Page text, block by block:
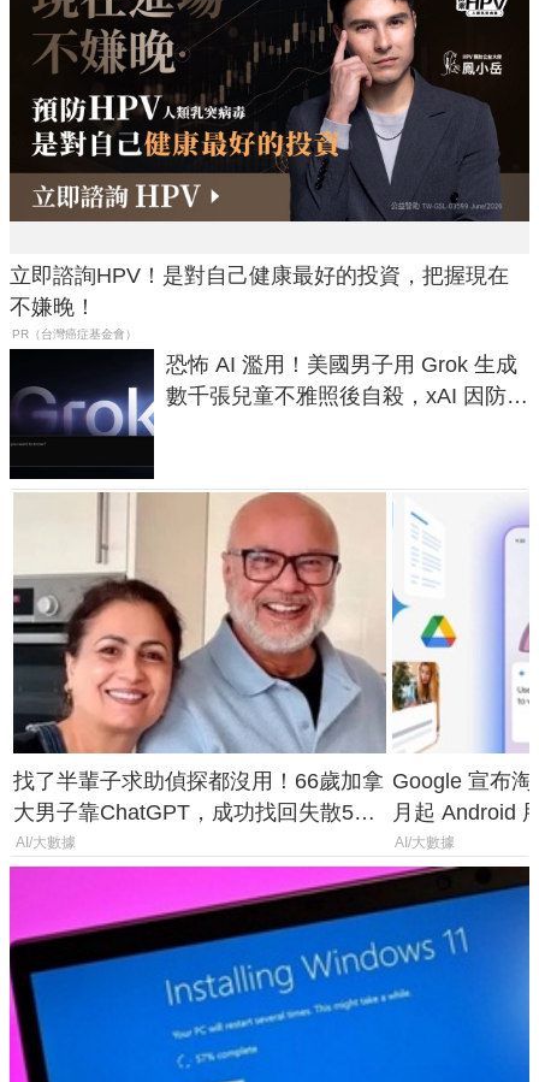
立即諮詢HPV！是對自己健康最好的投資，把握現在
不嫌晚！
PR（台灣癌症基金會）
恐怖 AI 濫用！美國男子用 Grok 生成
數千張兒童不雅照後自殺，xAI 因防護
找了半輩子求助偵探都沒用！66歲加拿
大男子靠ChatGPT，成功找回失散50
年家人
AI/大數據
Google 宣布
月起 Android
AI/大數據